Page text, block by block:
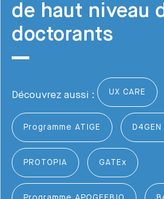
de haut niveau
doctorants
Découvrez aussi : UX CARE
Programme ATIGE
PROTOPIA GATEx